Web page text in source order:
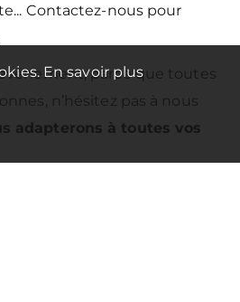
Contactez-nous pour
parce que toutes
n’hésitez pas à nous
adapterons à toutes vos
En savoir plus